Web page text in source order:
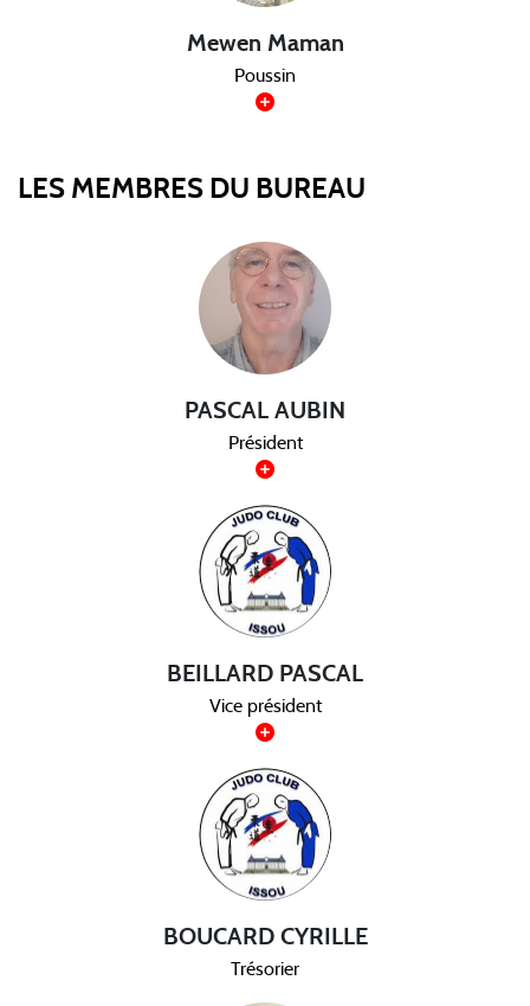
Mewen Maman
Poussin
LES MEMBRES DU BUREAU
PASCAL AUBIN
Président
BEILLARD PASCAL
Vice président
BOUCARD CYRILLE
Trésorier